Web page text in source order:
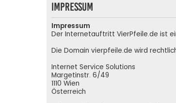
Impressum
Impressum
Der Internetauftritt VierPfeile.de ist
Die Domain vierpfeile.de wird
Internet Service Solutions
Margetinstr. 6/49
1110 Wien
Österreich